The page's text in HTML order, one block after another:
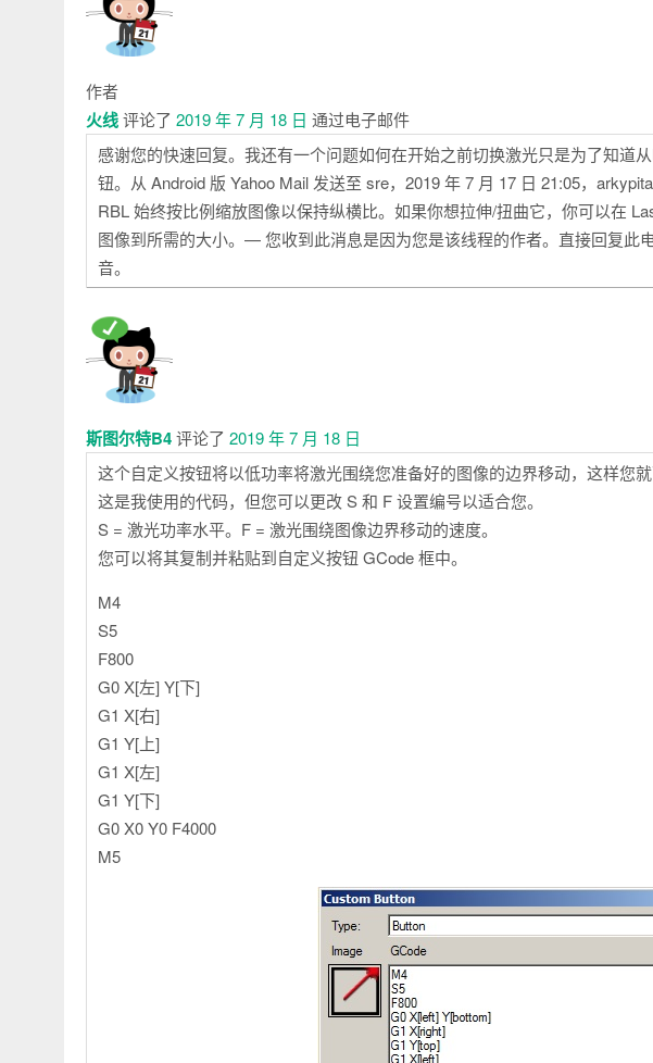
作者
火线评论了 2019 年 7 月 18 日 通过电子邮件
感谢您的快速回复。我还有一个问题如何在开始之前切换激光只是为了知道
钮。从 Android 版 Yahoo Mail 发送至 sre，2019 年 7 月 17 日 21:05，
RBL 始终按比例缩放图像以保持纵横比。如果你想拉伸/扭曲它，你可以在
图像到所需的大小。— 您收到此消息是因为您是该线程的作者。直接回复此
音。
斯图尔特B4评论了 2019 年 7 月 18 日
这个自定义按钮将以低功率将激光围绕您准备好的图像的边界移动，这样您
这是我使用的代码，但您可以更改 S 和 F 设置编号以适合您。
S = 激光功率水平。F = 激光围绕图像边界移动的速度。
您可以将其复制并粘贴到自定义按钮 GCode 框中。
M4
S5
F800
G0 X[左] Y[下]
G1​​ X[右]
G1 Y[上]
G1 X[左]
G1 Y[下]
G0 X0 Y0 F4000
M5